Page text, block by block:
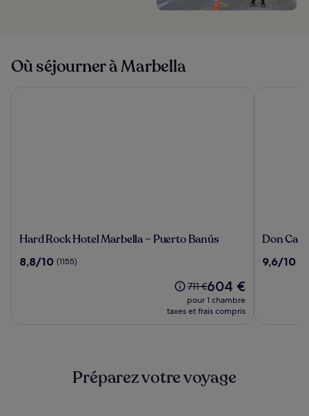
Où séjourner à Marbella
Hard
Hotel
Hard Rock Hotel Marbella – Puerto Banús
8.8
8,8/10 (1155)
Le
prix
était
d’informations
sur
711 €Le
nouveau
prix
604 €
pour 1 chambre
taxes et frais compris
Don
Marbella
Don
9.6
9,6/10
Préparez votre voyage